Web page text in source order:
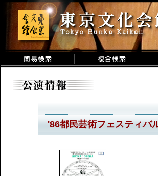
'86都民芸術フェスティ